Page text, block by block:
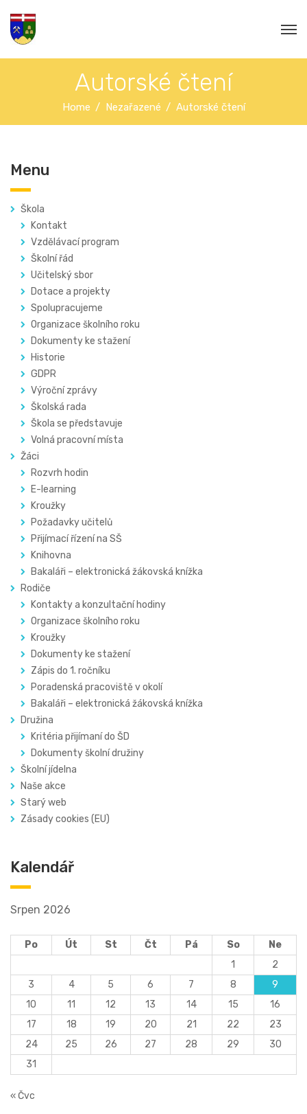
Autorské čtení
Home Nezařazené Autorské čtení
Menu
Škola
Kontakt
Vzdělávací program
Školní řád
Učitelský sbor
Dotace a projekty
Spolupracujeme
Organizace školního roku
Dokumenty ke stažení
Historie
GDPR
Výroční zprávy
Školská rada
Škola se představuje
Volná pracovní místa
Žáci
Rozvrh hodin
E-learning
Kroužky
Požadavky učitelů
Přijímací řízení na SŠ
Knihovna
Bakaláři – elektronická žákovská knížka
Rodiče
Kontakty a konzultační hodiny
Organizace školního roku
Kroužky
Dokumenty ke stažení
Zápis do 1. ročníku
Poradenská pracoviště v okolí
Bakaláři – elektronická žákovská knížka
Družina
Kritéria přijímaní do ŠD
Dokumenty školní družiny
Školní jídelna
Naše akce
Starý web
Zásady cookies (EU)
Kalendář
Srpen 2026
Po Út St Čt Pá So
Ne
1
2
3
4 5 6 7 8
9
10
11 12 13 14 15
16
17
18 19 20 21 22
23
24
25 26 27 28 29
30
31
« Čvc